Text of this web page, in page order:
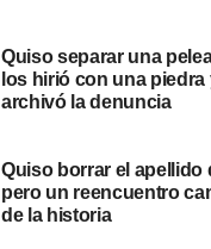
Quiso separar una
los hirió con una
archivó la denuncia
Quiso borrar el apellido
pero un reencuentro
de la historia